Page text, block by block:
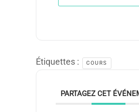
Étiquettes : COURS
PARTAGEZ CET